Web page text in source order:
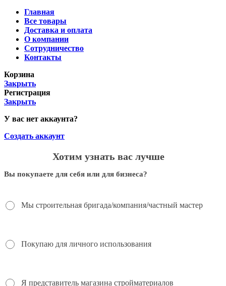
Главная
Все товары
Доставка и оплата
О компании
Сотрудничество
Контакты
Корзина
Закрыть
Регистрация
Закрыть
У вас нет аккаунта?
Создать аккаунт
Хотим узнать вас лучше
Вы покупаете для себя или для бизнеса?
Мы строительная бригада/компания/частный мастер
Покупаю для личного использования
Я представитель магазина стройматериалов